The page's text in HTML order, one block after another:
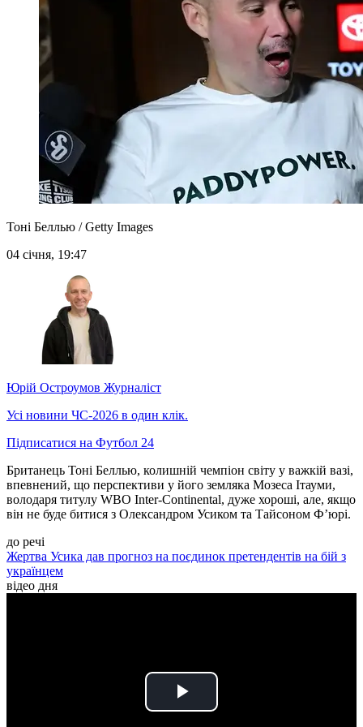
Тоні Беллью / Getty Images
04 січня, 19:47
Юрій Остроумов Журналіст
Усі новини ЧС-2026 в один клік.
Підписатися на Футбол 24
Британець Тоні Беллью, колишній чемпіон світу у важкій вазі,
впевнений, що перспективи у його земляка Мозеса Ітауми,
володаря титулу WBO Inter-Continental, дуже хороші, але, якщо
він не буде битися з Олександром Усиком та Тайсоном Ф’юрі.
до речі
Жертва Усика дав прогноз на поєдинок претендентів на бій з
українцем
відео дня
Play